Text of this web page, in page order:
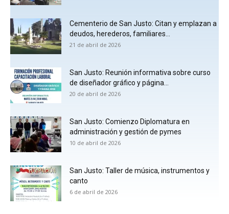
Cementerio de San Justo: Citan y emplazan a
deudos, herederos, familiares...
21 de abril de 2026
San Justo: Reunión informativa sobre curso
de diseñador gráfico y página...
20 de abril de 2026
San Justo: Comienzo Diplomatura en
administración y gestión de pymes
10 de abril de 2026
San Justo: Taller de música, instrumentos y
canto
6 de abril de 2026